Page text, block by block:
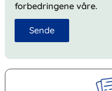
forbedringene våre.
Sende